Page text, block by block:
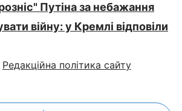
Путіна за небажання
війну: у Кремлі відповіли
Редакційна політика сайту